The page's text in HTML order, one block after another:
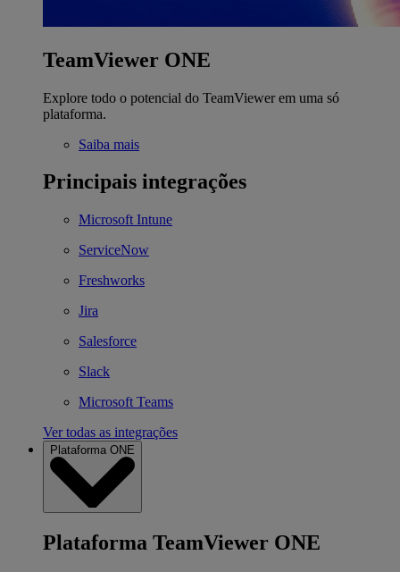
TeamViewer ONE
Explore todo o potencial do TeamViewer em uma só
plataforma.
Saiba mais
Principais integrações
Microsoft Intune
ServiceNow
Freshworks
Jira
Salesforce
Slack
Microsoft Teams
Ver todas as integrações
Plataforma ONE
Plataforma TeamViewer ONE